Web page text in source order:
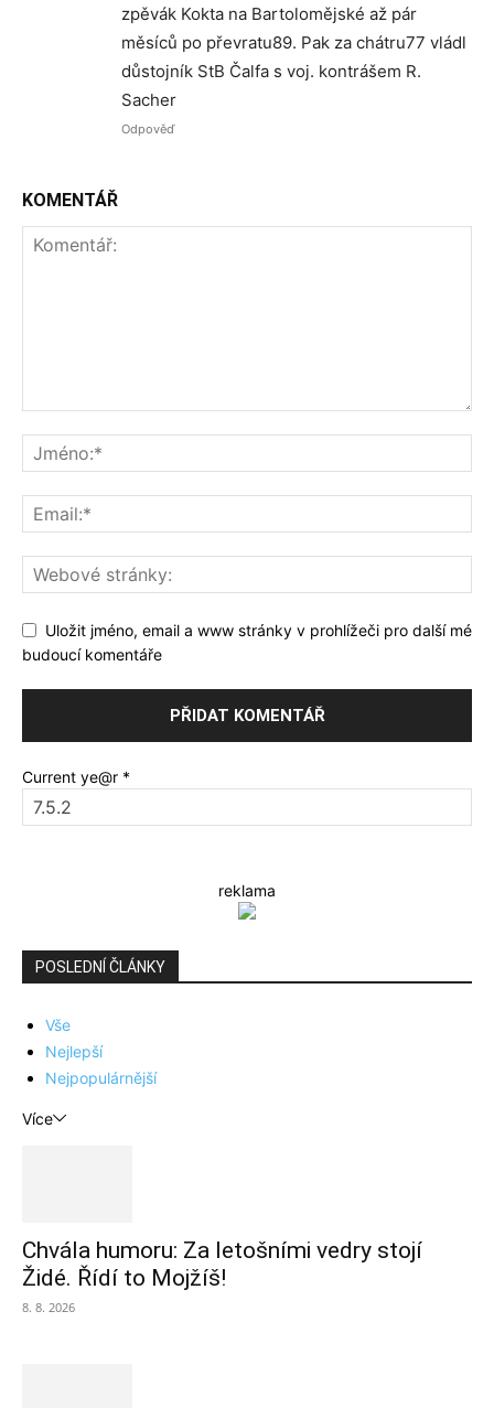
zpěvák Kokta na Bartolomějské až pár
měsíců po převratu89. Pak za chátru77 vládl
důstojník StB Čalfa s voj. kontrášem R.
Sacher
Odpověď
KOMENTÁŘ
Uložit jméno, email a www stránky v prohlížeči pro další mé
budoucí komentáře
Current ye@r *
reklama
POSLEDNÍ ČLÁNKY
Vše
Nejlepší
Nejpopulárnější
Více
Chvála humoru: Za letošními vedry stojí
Židé. Řídí to Mojžíš!
8. 8. 2026